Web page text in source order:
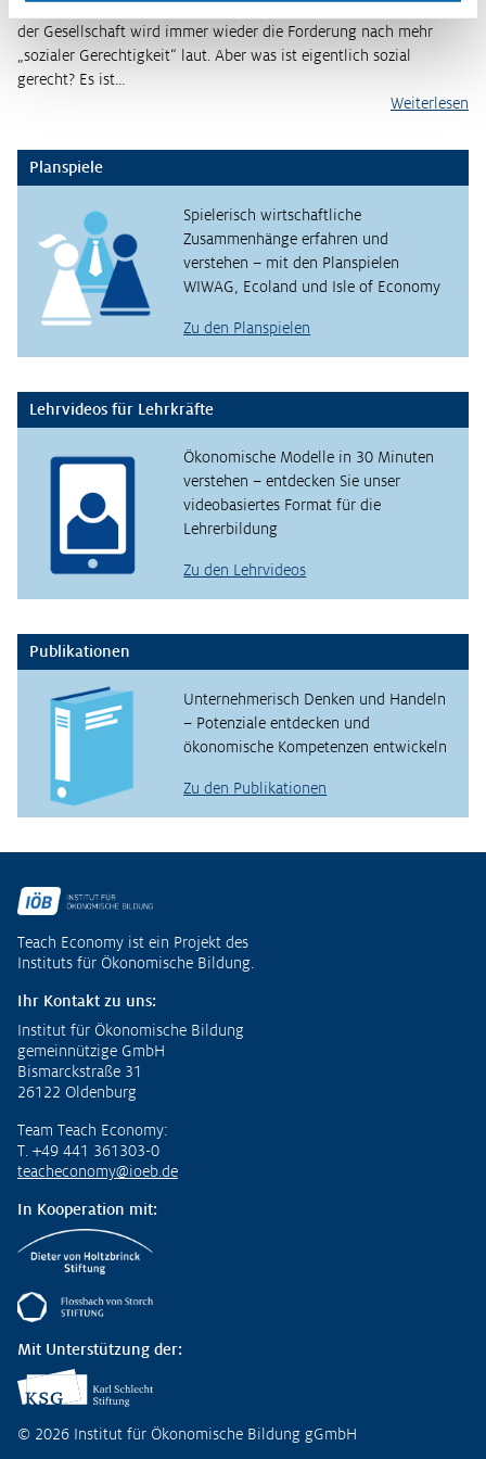
Nicht nur in den Wahlprogrammen der Parteien, sondern auch aus
der Gesellschaft wird immer wieder die Forderung nach mehr
„sozialer Gerechtigkeit“ laut. Aber was ist eigentlich sozial
gerecht? Es ist…
Weiterlesen
Planspiele
Spielerisch wirtschaftliche
Zusammenhänge erfahren und
verstehen – mit den Planspielen
WIWAG, Ecoland und Isle of Economy
Zu den Planspielen
Lehrvideos für Lehrkräfte
Ökonomische Modelle in 30 Minuten
verstehen – entdecken Sie unser
videobasiertes Format für die
Lehrerbildung
Zu den Lehrvideos
Publikationen
Unternehmerisch Denken und Handeln
– Potenziale entdecken und
ökonomische Kompetenzen entwickeln
Zu den Publikationen
Teach Economy ist ein Projekt des
Instituts für Ökonomische Bildung.
Ihr Kontakt zu uns:
Institut für Ökonomische Bildung
gemeinnützige GmbH
Bismarckstraße 31
26122 Oldenburg
Team Teach Economy:
T. +49 441 361303-0
teacheconomy@ioeb.de
In Kooperation mit:
Mit Unterstützung der:
© 2026 Institut für Ökonomische Bildung gGmbH